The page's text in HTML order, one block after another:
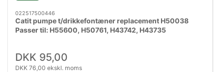
022517500446
Catit pumpe t/drikkefontæner replacement H50038
Passer til: H55600, H50761, H43742, H43735
DKK 95,00
DKK 76,00 ekskl. moms